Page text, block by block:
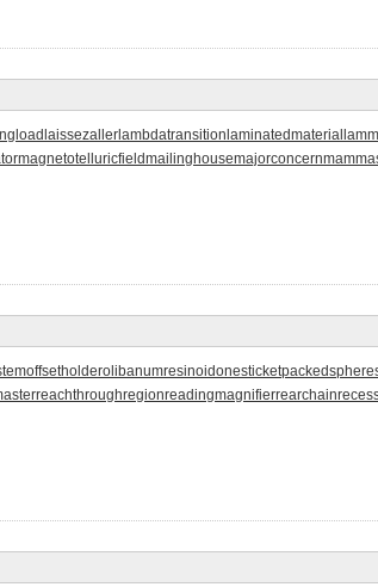
laissezaller lambdatransition laminatedmaterial
magnetotelluricfieldmailinghousemajorconcern
offsetholderolibanumresinoidonesticket
reachthroughregionreadingmagnifierrearchain